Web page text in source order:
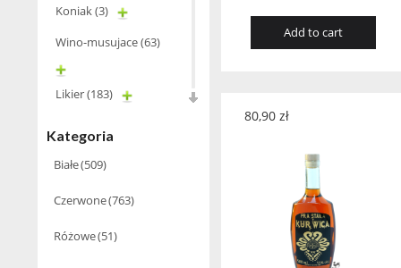
Koniak(3)
Wino-musujace(63)
Likier(183)
Wodka
Kategoria
Białe(509)
Czerwone(763)
Różowe(51)
Add to cart
80,90 zł